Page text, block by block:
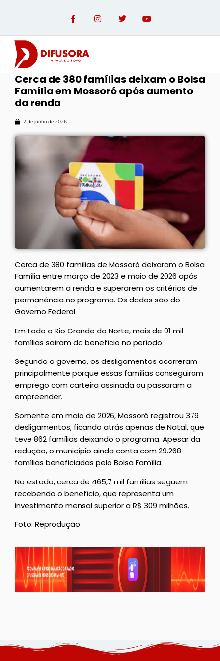
Cerca de 380 famílias deixam o Bolsa
Família em Mossoró após aumento
da renda
2 de junho de 2026
Cerca de 380 famílias de Mossoró deixaram o Bolsa
Família entre março de 2023 e maio de 2026 após
aumentarem a renda e superarem os critérios de
permanência no programa. Os dados são do
Governo Federal.
Em todo o Rio Grande do Norte, mais de 91 mil
famílias saíram do benefício no período.
Segundo o governo, os desligamentos ocorreram
principalmente porque essas famílias conseguiram
emprego com carteira assinada ou passaram a
empreender.
Somente em maio de 2026, Mossoró registrou 379
desligamentos, ficando atrás apenas de Natal, que
teve 862 famílias deixando o programa. Apesar da
redução, o município ainda conta com 29.268
famílias beneficiadas pelo Bolsa Família.
No estado, cerca de 465,7 mil famílias seguem
recebendo o benefício, que representa um
investimento mensal superior a R$ 309 milhões.
Foto: Reprodução